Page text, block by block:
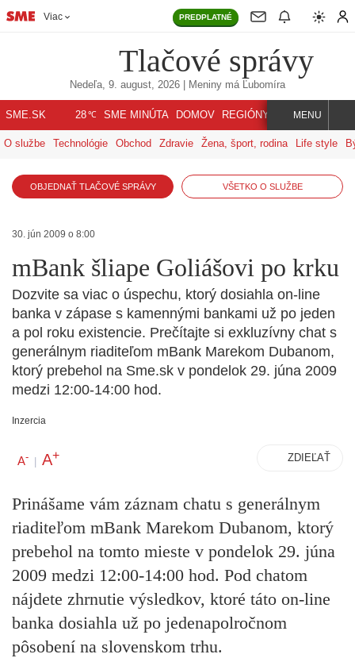
Viac PREDPLATNÉ
Tlačové správy
Nedeľa, 9. august, 2026 | Meniny má Ľubomíra
SME.SK 28℃ SME MINÚTA DOMOV REGIÓNY INDEX SVET
MENU
O službe Technológie Obchod Zdravie Žena, šport, rodina Life style
OBJEDNAŤ TLAČOVÉ SPRÁVY VŠETKO O SLUŽBE
30. jún 2009 o 8:00
mBank šliape Goliášovi po krku
Dozvite sa viac o úspechu, ktorý dosiahla on-line
banka v zápase s kamennými bankami už po jeden
a pol roku existencie. Prečítajte si exkluzívny chat s
generálnym riaditeľom mBank Marekom Dubanom,
ktorý prebehol na Sme.sk v pondelok 29. júna 2009
medzi 12:00-14:00 hod.
Inzercia
A- | A+ ZDIEĽAŤ
Prinášame vám záznam chatu s generálnym
riaditeľom mBank Marekom Dubanom, ktorý
prebehol na tomto mieste v pondelok 29. júna
2009 medzi 12:00-14:00 hod. Pod chatom
nájdete zhrnutie výsledkov, ktoré táto on-line
banka dosiahla už po jedenapolročnom
pôsobení na slovenskom trhu.